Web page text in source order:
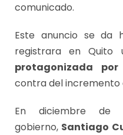
comunicado.
Este anuncio se da
registrara en Quito
protagonizada por
contra del incremento
En diciembre de
gobierno, Santiago